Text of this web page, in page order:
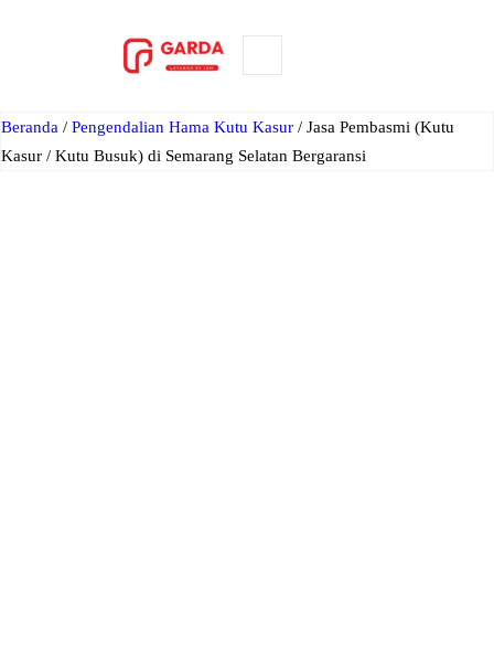
Beranda / Pengendalian Hama Kutu Kasur / Jasa Pembasmi (Kutu
Kasur / Kutu Busuk) di Semarang Selatan Bergaransi